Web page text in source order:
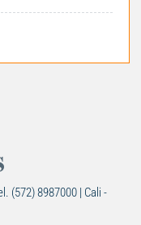
(572) 8987000 | Cali -